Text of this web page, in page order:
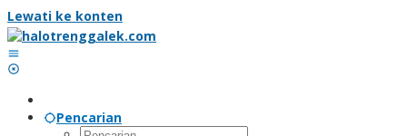
Lewati ke konten
Pencarian